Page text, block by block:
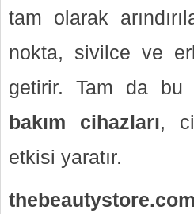
tam olarak
nokta, sivilce ve
getirir. Tam da bu
bakım cihazları,
etkisi yaratır.